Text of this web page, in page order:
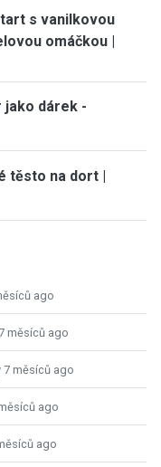
s vanilkovou
omáčkou |
jako dárek -
těsto na dort |
ago
měsíců ago
7 měsíců ago
ago
ago